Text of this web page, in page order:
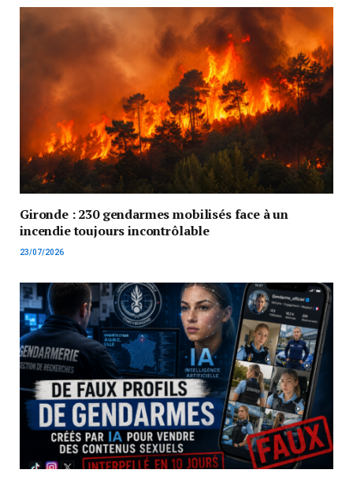
Gironde : 230 gendarmes mobilisés face à un
incendie toujours incontrôlable
23/07/2026